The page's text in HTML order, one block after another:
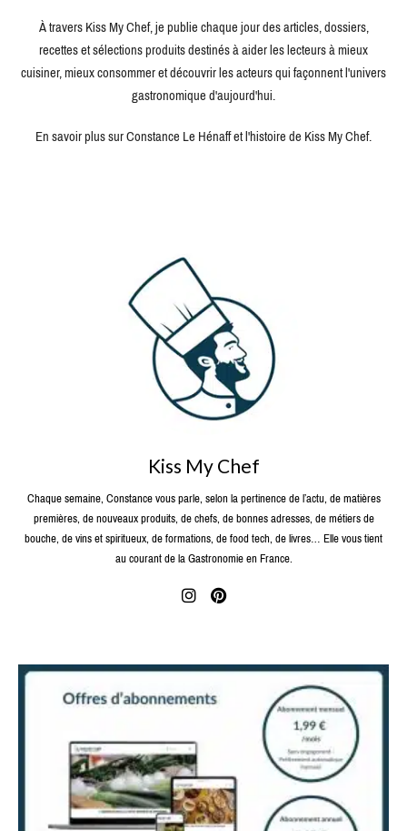
À travers Kiss My Chef, je publie chaque jour des articles, dossiers,
recettes et sélections produits destinés à aider les lecteurs à mieux
cuisiner, mieux consommer et découvrir les acteurs qui façonnent l'univers
gastronomique d'aujourd'hui.
En savoir plus sur Constance Le Hénaff et l'histoire de Kiss My Chef.
Kiss My Chef
Chaque semaine, Constance vous parle, selon la pertinence de l’actu, de matières
premières, de nouveaux produits, de chefs, de bonnes adresses, de métiers de
bouche, de vins et spiritueux, de formations, de food tech, de livres… Elle vous tient
au courant de la Gastronomie en France.